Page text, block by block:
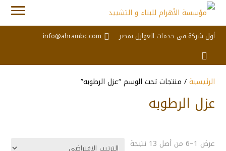
أول شركة فى خدمات العوازل بمصر info@ahrambc.com
الرئيسية/ منتجات تحت الوسم “عزل الرطوبه”
عزل الرطوبه
عرض 1–6 من أصل 13 نتيجة